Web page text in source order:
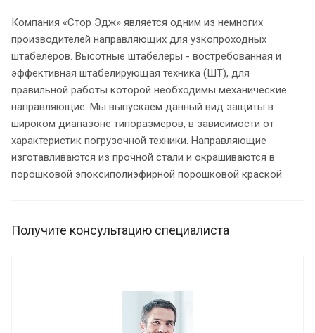
Компания «Стор Эдж» является одним из немногих
производителей направляющих для узкопроходных
штабелеров. Высотные штабелеры - востребованная и
эффективная штабелирующая техника (ШТ), для
правильной работы которой необходимы механические
направляющие. Мы выпускаем данный вид защиты в
широком диапазоне типоразмеров, в зависимости от
характеристик погрузочной техники. Направляющие
изготавливаются из прочной стали и окрашиваются в
порошковой эпоксиполиэфирной порошковой краской.
Получите консультацию специалиста